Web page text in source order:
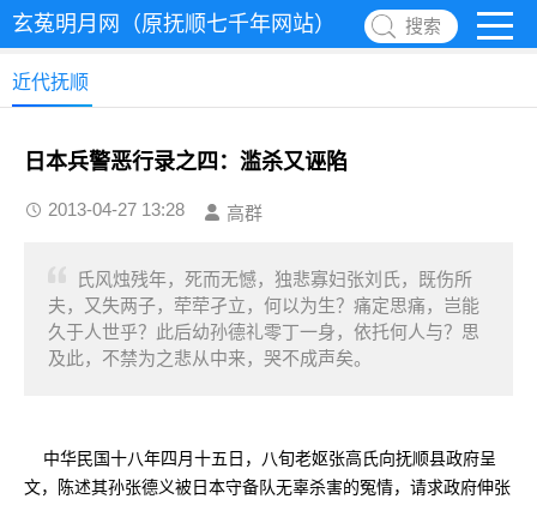
玄菟明月网（原抚顺七千年网站） 搜索
近代抚顺
日本兵警恶行录之四：滥杀又诬陷
2013-04-27 13:28 高群
氏风烛残年，死而无憾，独悲寡妇张刘氏，既伤所
夫，又失两子，荦荦孑立，何以为生？痛定思痛，岂能
久于人世乎？此后幼孙德礼零丁一身，依托何人与？思
及此，不禁为之悲从中来，哭不成声矣。
中华民国十八年四月十五日，八旬老妪张高氏向抚顺县政府呈
文，陈述其孙张德义被日本守备队无辜杀害的冤情，请求政府伸张